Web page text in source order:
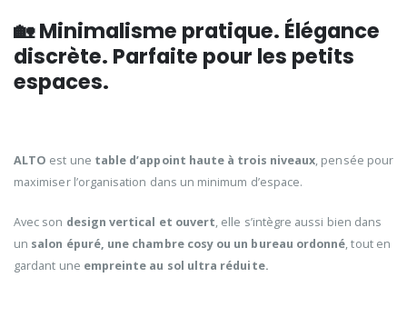
🏡 Minimalisme pratique. Élégance
discrète. Parfaite pour les petits
espaces.
ALTO est une table d’appoint haute à trois niveaux, pensée pour
maximiser l’organisation dans un minimum d’espace.
Avec son design vertical et ouvert, elle s’intègre aussi bien dans
un salon épuré, une chambre cosy ou un bureau ordonné, tout en
gardant une empreinte au sol ultra réduite.